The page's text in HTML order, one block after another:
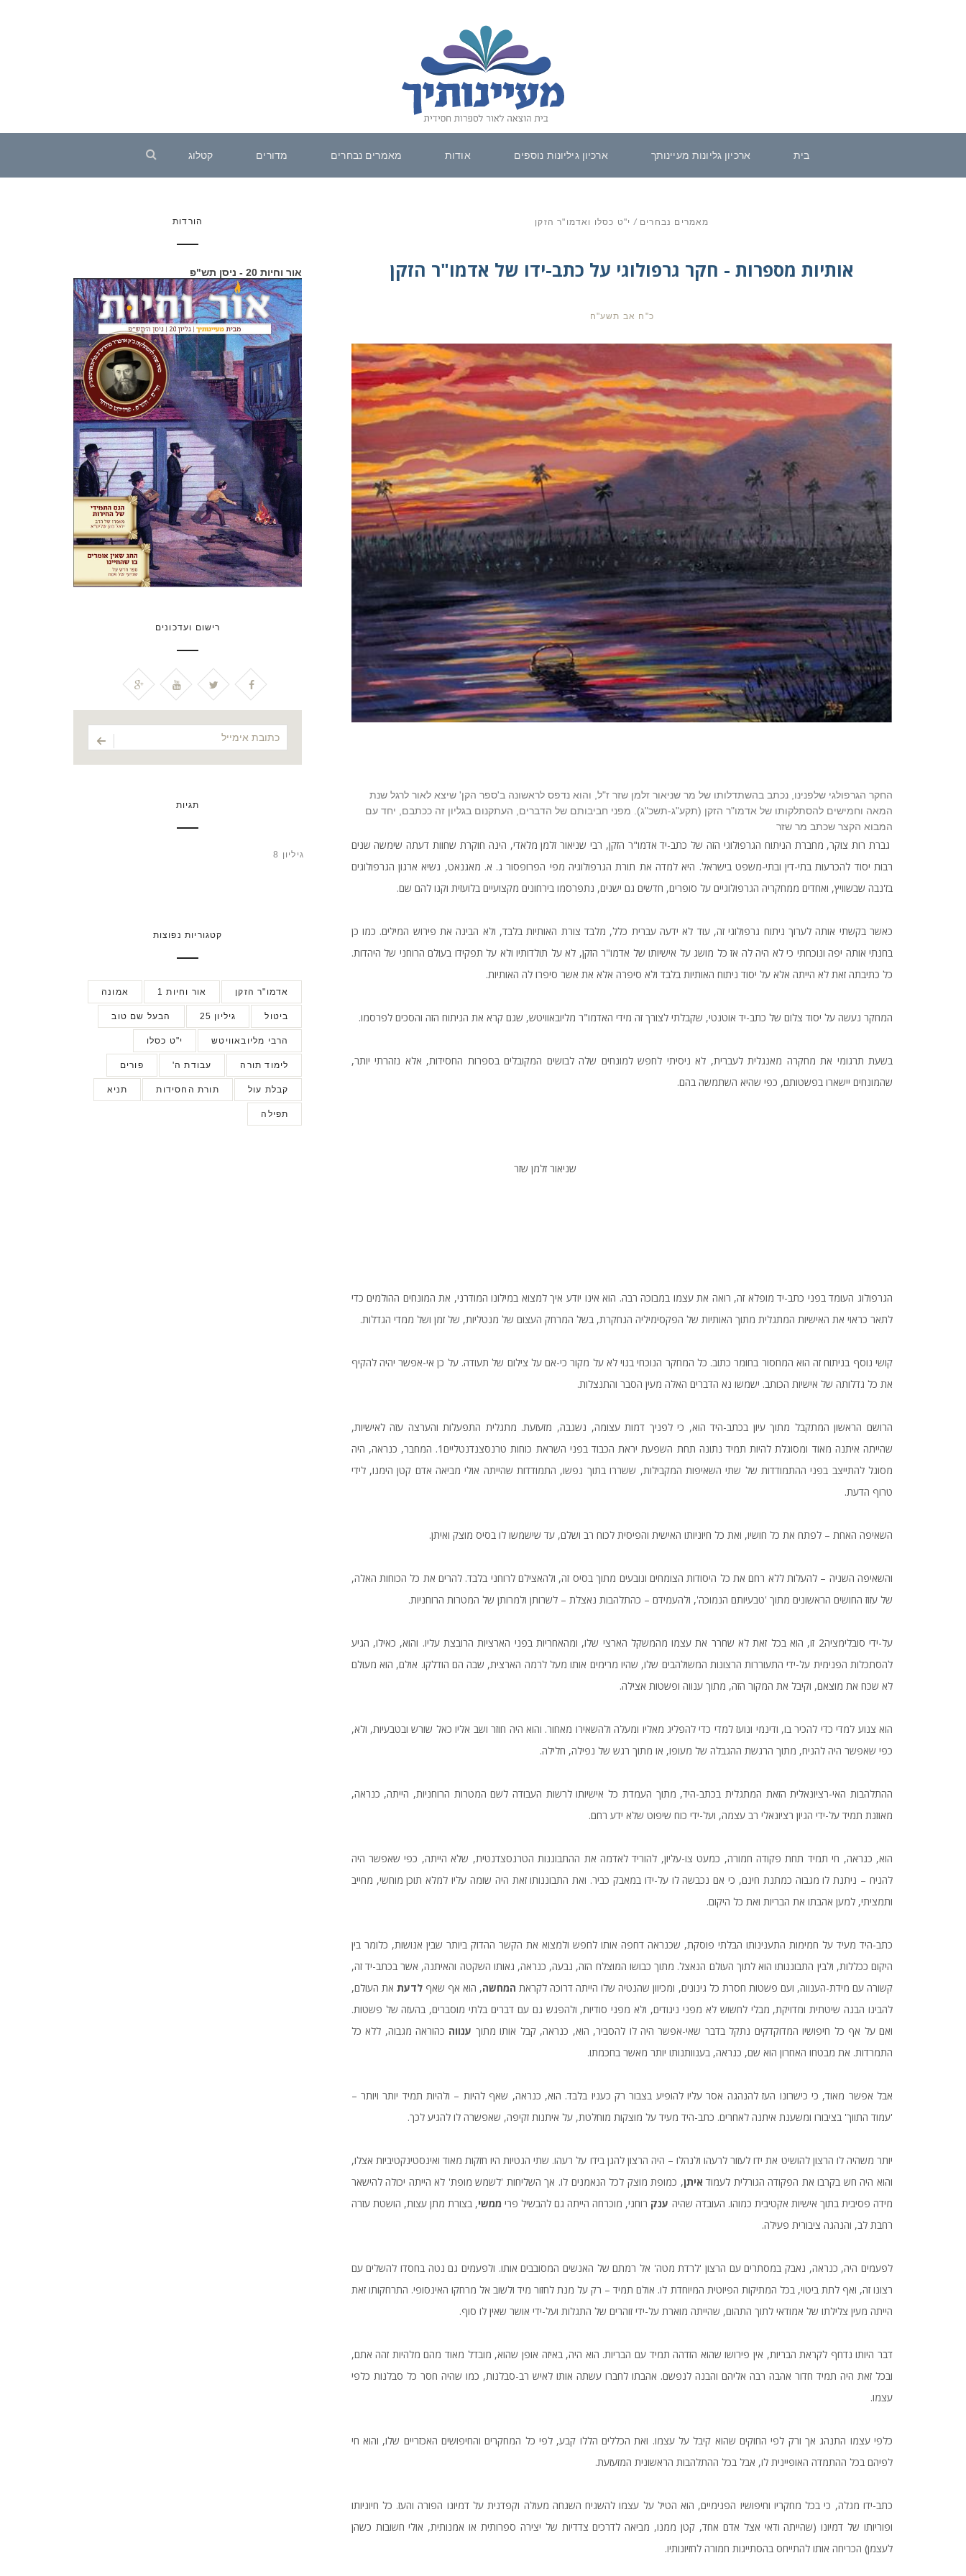
בית ארכיון גליונות מעיינותך ארכיון גיליונות נוספים אודות מאמרים נבחרים מדורים קטלוג
מאמרים נבחרים/ י"ט כסלו ואדמו"ר הזקן
אותיות מספרות - חקר גרפולוגי על כתב-ידו של אדמו"ר הזקן
כ"ח אב תשע"ח
החקר הגרפולגי שלפנינו, נכתב בהשתדלותו של מר שניאור זלמן שזר ז"ל, והוא נדפס לראשונה ב'ספר הקן' שיצא לאור לרגל שנת
המאה וחמישים להסתלקותו של אדמו"ר הזקן (תקע"ג-תשכ"ג). מפני חביבותם של הדברים, העתקנום בגליון זה ככתבם, יחד עם
המבוא הקצר שכתב מר שזר
גברת רות צוקר, מחברת הניתוח הגרפולוגי הזה של כתב-יד אדמו"ר הזקן, רבי שניאור זלמן מלאדי, הינה חוקרת שחוות דעתה שימשה שנים
רבות יסוד להכרעות בתי-דין ובתי-משפט בישראל. היא למדה את תורת הגרפולוגיה מפי הפרופסור ג. א. מאגנאט, נשיא ארגון הגרפולוגים
בז'נבה שבשוויץ, ואחדים ממחקריה הגרפולוגיים על סופרים, חדשים גם ישנים, נתפרסמו בירחונים מקצועיים בלועזית וקנו להם שם.
כאשר בקשתי אותה לערוך ניתוח גרפולוגי זה, עוד לא ידעה עברית כלל, מלבד צורת האותיות בלבד, ולא הבינה את פירוש המילים. כמו כן
בחנתי אותה יפה ונוכחתי כי לא היה לה אז כל מושג על אישיותו של אדמו"ר הזקן, לא על תולדותיו ולא על תפקידו בעולם הרוחני של היהדות.
כל כתיבתה זאת לא הייתה אלא על יסוד ניתוח האותיות בלבד ולא סיפרה אלא את אשר סיפרו לה האותיות.
המחקר נעשה על יסוד צלום של כתב-יד אוטנטי, שקבלתי לצורך זה מידי האדמו"ר מליובאוויטש, שגם קרא את הניתוח הזה והסכים לפרסמו.
בשעת תרגומי את מחקרה מאנגלית לעברית, לא ניסיתי לחפש למונחים שלה לבושים המקובלים בספרות החסידות, אלא נזהרתי יותר,
שהמונחים יישארו בפשטותם, כפי שהיא השתמשה בהם.
שניאור זלמן שזר
הגרפולוג העומד בפני כתב-יד מופלא זה, רואה את עצמו במבוכה רבה. הוא אינו יודע איך למצוא במילונו המודרני, את המונחים ההולמים כדי
לתאר כראוי את האישיות המתגלית מתוך האותיות של הפקסימיליה הנחקרת, בשל המרחק העצום של מנטליות, של זמן ושל ממדי הגדלות.
קושי נוסף בניתוח זה הוא המחסור בחומר כתוב. כל המחקר הנוכחי בנוי לא על מקור כי-אם על צילום של תעודה. על כן אי-אפשר יהיה להקיף
את כל גדלותה של אישיות הכותב. ישמשו נא הדברים האלה מעין הסבר והתנצלות.
הרושם הראשון המתקבל מתוך עיון בכתב-היד הוא, כי לפניך דמות עצומה, נשגבה, מזעזעת. מתגלית התפעלות והערצה עזה לאישיות,
שהייתה איתנה מאוד ומסוגלת להיות תמיד נתונה תחת השפעת יראת הכבוד בפני השראת כוחות טרנסצנדנטליים1. המחבר, כנראה, היה
מסוגל להתייצב בפני ההתמודדות של שתי השאיפות המקבילות, ששררו בתוך נפשו, התמודדות שהייתה אולי מביאה אדם קטן הימנו, לידי
טרוף הדעת.
השאיפה האחת – לפתח את כל חושיו, ואת כל חיוניותו האישית והפיסית לכוח רב ושלם, עד שישמשו לו בסיס מוצק ואיתן.
והשאיפה השניה – להעלות ללא רחם את כל היסודות הצומחים ונובעים מתוך בסיס זה, ולהאצילם לרוחני בלבד. להרים את כל הכוחות האלה,
של עזוז החושים הראשונים מתוך 'טבעיותם הנמוכה', ולהעמידם – כהתלהבות נאצלת – לשרותן ולמרותן של המטרות הרוחניות.
על-ידי סובלימציה2 זו, הוא בכל זאת לא שחרר את עצמו מהמשקל הארצי שלו, ומהאחריות בפני הארציות הרובצת עליו. והוא, כאילו, הגיע
להסתכלות הפנימית על-ידי התעוררות הרצונות המשולהבים שלו, שהיו מרימים אותו מעל לרמה הארצית, שבה הם הודלקו. אולם, הוא מעולם
לא שכח את מוצאם, וקיבל את המקור הזה, מתוך ענווה ופשטות אצילה.
הוא צנוע למדי כדי להכיר בו, ודינמי ונועז למדי כדי להפליג מאליו ומעלה ולהשאירו מאחור. והוא היה חוזר ושב אליו כאל שורש ובטבעיות, ולא,
כפי שאפשר היה להניח, מתוך הרגשת ההגבלה של מעופו, או מתוך רגש של נפילה, חלילה.
ההתלהבות האי-רציונאלית הזאת המתגלית בכתב-היד, מתוך העמדת כל אישיותו לרשות העבודה לשם המטרות הרוחניות, הייתה, כנראה,
מאוזנת תמיד על-ידי הגיון רציונאלי רב עצמה, ועל-ידי כוח שיפוט שלא ידע רחם.
הוא, כנראה, חי תמיד תחת פקודה חמורה, כמעט צו-עליון, להוריד לאדמה את ההתבוננות הטרנסצדנטית, שלא הייתה, כפי שאפשר היה
להניח – ניתנת לו מגבוה כמתנת חינם, כי אם נכבשה לו על-ידו במאבק כביר. ואת התבוננותו זאת היה שומה עליו למלא תוכן מוחשי, מחייב
ותמציתי, למען אהבתו את הבריות ואת כל היקום.
כתב-היד מעיד על חמימות התענינותו הבלתי פוסקת, שכנראה דחפה אותו לחפש ולמצוא את הקשר ההדוק ביותר שבין אנושות, כלומר בין
היקום ככללות, ולבין התבוננותו הוא לתוך העולם הנאצל. מתוך כבושו המוצלח הזה, נבעה, כנראה, גאותו השקטה והאיתנה, אשר בכתב-יד זה,
קשורה עם מידת-הענווה, ועם פשטות חסרת כל גינונים, ומכיוון שהנטיה שלו הייתה דרוכה לקראת המחשה, הוא אף שאףלדעת את העולם,
להבינו הבנה שיטתית ומדויקת, מבלי לחשוש לא מפני ניגודים, ולא מפני סודיות, ולהפגש גם עם דברים בלתי מוסברים, בהעזה של פשטות.
ואם על אף כל חיפושיו המדוקדקים נתקל בדבר שאי-אפשר היה לו להסביר, הוא, כנראה, קבל אותו מתוך ענווה כהוראה מגבוה, ללא כל
התמרדות. את מבטחו האחרון הוא שם, כנראה, בענוותנותו יותר מאשר בחכמתו.
אבל אפשר מאוד, כי כישרונו העז להנהגה אסר עליו להופיע בצבור רק כעניו בלבד. הוא, כנראה, שאף להיות – ולהיות תמיד יותר ויותר –
'עמוד התווך' בציבורו ומשענת איתנה לאחרים. כתב-היד מעיד על מוצקות מוחלטת, על איתנות זקיפה, שאפשרה לו להגיע לכך.
יותר משהיה לו הרצון להושיט את ידו לעזור לרעהו ולנהלו – היה הרצון להגן בידו על רעהו. שתי הנטיות היו חזקות מאוד ואינסטינקטיביות אצלו,
והוא היה חש בקרבו את הפקודה הגורלית לעמוד איתן, כמופת מוצק לכל הנאמנים לו. אך השליחות 'לשמש מופת' לא הייתה יכולה להישאר
מידה פסיבית בתוך אישיות אקטיבית כמוהו. העובדה שהיה ענק רוחני, מוכרחה הייתה גם להבשיל פרי ממשי, בצורת מתן עצות, הושטת עזרה
רחבת לב, והנהגה ציבורית פעילה.
לפעמים היה, כנראה, נאבק במסתרים עם הרצון 'לרדת מטה' אל רמתם של האנשים המסובבים אותו. ולפעמים גם נטה בחסדו להשלים עם
רצונו זה, ואף לתת ביטוי, בכל המתיקות הפיוטית המיוחדת לו. אולם תמיד – רק על מנת לחזור מיד ולשוב אל מרחקו האינסופי. התרחקותו זאת
הייתה מעין צלילתו של אמודאי לתוך התהום, שהייתה מוארת על-ידי זוהרים של התגלות ועל-ידי אושר שאין לו סוף.
דבר היותו נדחף לקראת הבריות, אין פירושו שהוא הזדהה תמיד עם הבריות. הוא היה, באיזה אופן שהוא, מובדל מאוד מהם מלהיות זהה אתם,
ובכל זאת היה תמיד חדור אהבה רבה אליהם והבנה לנפשם. אהבתו לחברו עשתה אותו לאיש רב-סבלנות, כמו שהיה חסר כל סבלנות כלפי
עצמו.
כלפי עצמו התנהג אך ורק לפי החוקים שהוא קיבל על עצמו. ואת הכללים הללו קבע, לפי כל המחקרים והחיפושים האכזריים שלו, והוא חי
לפיהם בכל ההתמדה האופיינית לו, אבל בכל ההתלהבות הראשונית המזעזעת.
כתב-ידו מגלה, כי בכל מחקריו וחיפושיו הפנימיים, הוא הטיל על עצמו להשגיח השגחה מעולה וקפדנית על דמיונו הפורה והעז. כל חיוניותו
ופוריותו של דמיונו (שהייתה ודאי אצל אדם אחד, קטן ממנו, מביאה לדרכים צדדיות של יצירה ספרותית או אמנותית, אולי חשובות כשהן
לעצמן) הכריחה אותו להתייחס בהסתייגות חמורה לחזיונותיו.
הורדות
אור וחיות 20 - ניסן תש"פ
רישום ועדכונים
תגיות
גיליון 8
קטגוריות נפוצות
אדמו"ר הזקן אור וחיות 1 אמונה
ביטול גיליון 25 הבעל שם טוב
הרבי מליובאוויטש י"ט כסלו
לימוד תורה עבודת ה' פורים
קבלת עול תורת החסידות תניא
תפילה